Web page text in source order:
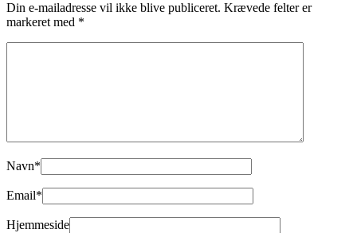
Din e-mailadresse vil ikke blive publiceret. Krævede felter er
markeret med *
Navn*
Email*
Hjemmeside